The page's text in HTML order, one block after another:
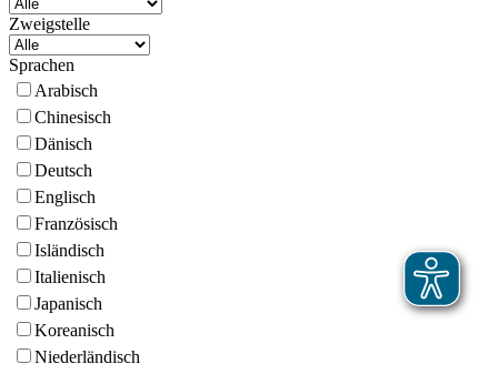
Zweigstelle
Sprachen
Arabisch
Chinesisch
Dänisch
Deutsch
Englisch
Französisch
Isländisch
Italienisch
Japanisch
Koreanisch
Niederländisch